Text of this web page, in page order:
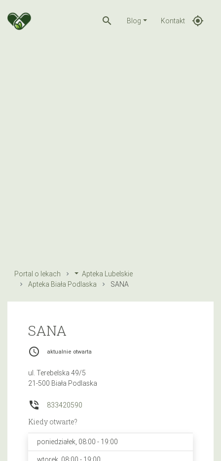
search Blog Kontakt gps_fixed
Portal o lekach
Apteka Lubelskie
Apteka Biała Podlaska
SANA
SANA
access_time aktualnie otwarta
ul. Terebelska 49/5
21-500 Biała Podlaska
phone_in_talk 833420590
Kiedy otwarte?
poniedziałek, 08:00 - 19:00